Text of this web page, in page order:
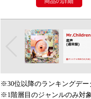
※30位以降のランキングデ
※1階層目のジャンルのみ対